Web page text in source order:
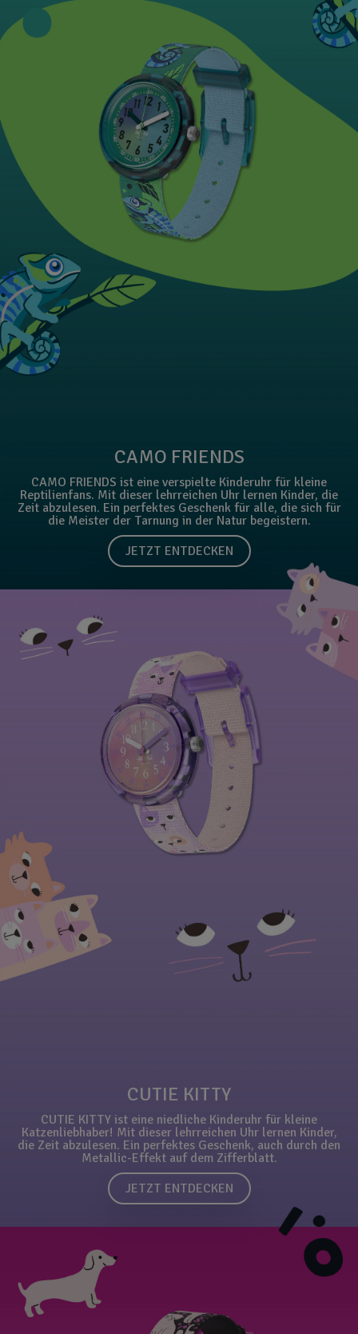
CAMO FRIENDS
CAMO FRIENDS ist eine verspielte Kinderuhr für kleine
Reptilienfans. Mit dieser lehrreichen Uhr lernen Kinder, die
Zeit abzulesen. Ein perfektes Geschenk für alle, die sich für
die Meister der Tarnung in der Natur begeistern.
JETZT ENTDECKEN
CUTIE KITTY
CUTIE KITTY ist eine niedliche Kinderuhr für kleine
Katzenliebhaber! Mit dieser lehrreichen Uhr lernen Kinder,
die Zeit abzulesen. Ein perfektes Geschenk, auch durch den
Metallic-Effekt auf dem Zifferblatt.
JETZT ENTDECKEN